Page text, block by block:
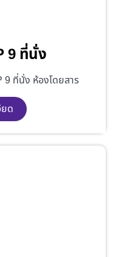
9 ที่นั่ง
9 ที่นั่ง ห้องโดยสาร
ยด